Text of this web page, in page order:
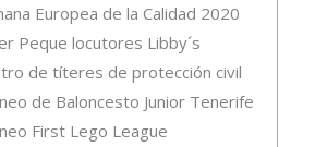
Europea de la Calidad 2020
Peque locutores Libby´s
de títeres de protección civil
de Baloncesto Junior Tenerife
First Lego League